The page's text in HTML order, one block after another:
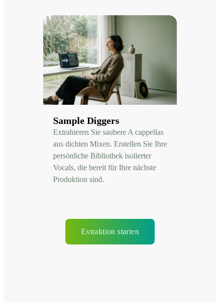
Sample Diggers
Extrahieren Sie saubere A cappellas
aus dichten Mixen. Erstellen Sie Ihre
persönliche Bibliothek isolierter
Vocals, die bereit für Ihre nächste
Produktion sind.
Extraktion starten